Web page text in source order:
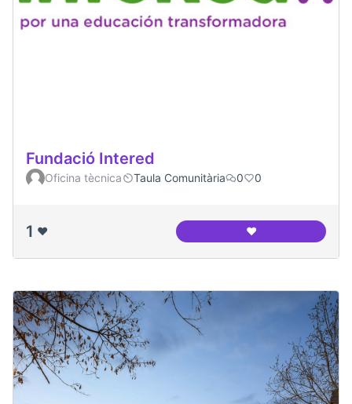
Fundació Intered
Oficina tècnica Taula Comunitària 0 0
1 ❤️ ❤️Fundació Intered